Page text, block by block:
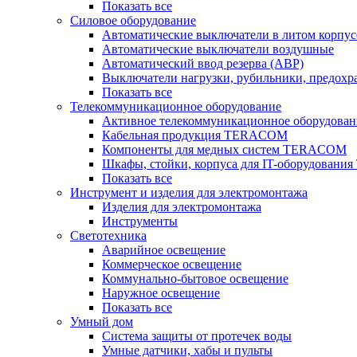
Показать все
Силовое оборудование
Автоматические выключатели в литом
Автоматические выключатели воздушные
Автоматический ввод резерва (АВР)
Выключатели нагрузки, рубильники,
Показать все
Телекоммуникационное оборудование
Активное телекоммуникационное
Кабельная продукция TERACOM
Компоненты для медных систем TERACOM
Шкафы, стойки, корпуса для IT-
Показать все
Инструмент и изделия для электромонтажа
Изделия для электромонтажа
Инструменты
Светотехника
Аварийное освещение
Коммерческое освещение
Коммунально-бытовое освещение
Наружное освещение
Показать все
Умный дом
Система защиты от протечек воды
Умные датчики, хабы и пульты